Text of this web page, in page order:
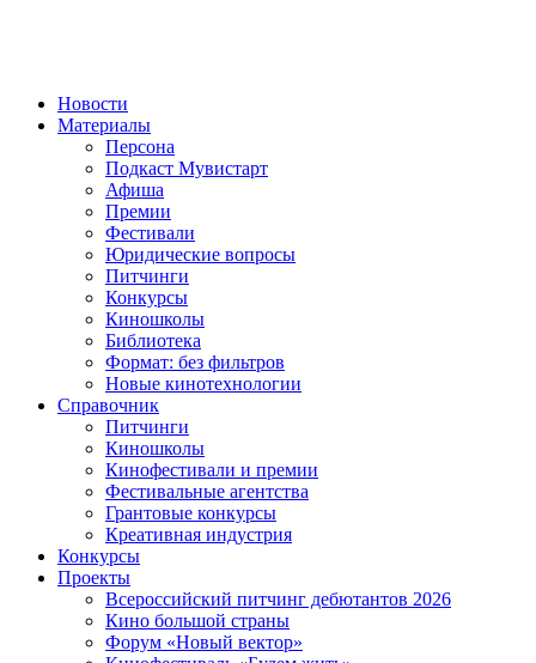
Новости
Материалы
Персона
Подкаст Мувистарт
Афиша
Премии
Фестивали
Юридические вопросы
Питчинги
Конкурсы
Киношколы
Библиотека
Формат: без фильтров
Новые кинотехнологии
Справочник
Питчинги
Киношколы
Кинофестивали и премии
Фестивальные агентства
Грантовые конкурсы
Креативная индустрия
Конкурсы
Проекты
Всероссийский питчинг дебютантов 2026
Кино большой страны
Форум «Новый вектор»